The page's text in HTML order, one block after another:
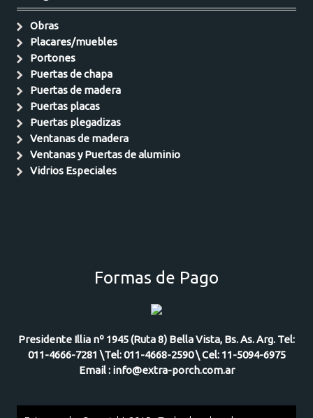
Obras
Placares/muebles
Portones
Puertas de chapa
Puertas de madera
Puertas placas
Puertas plegadizas
Ventanas de madera
Ventanas y Puertas de aluminio
Vidrios Especiales
Formas de Pago
Presidente Illia nº 1945 (Ruta 8) Bella Vista, Bs. As. Arg. Tel:
011-4666-7281 \Tel: 011-4668-2590 \ Cel: 11-5094-6975
Email : info@extra-porch.com.ar